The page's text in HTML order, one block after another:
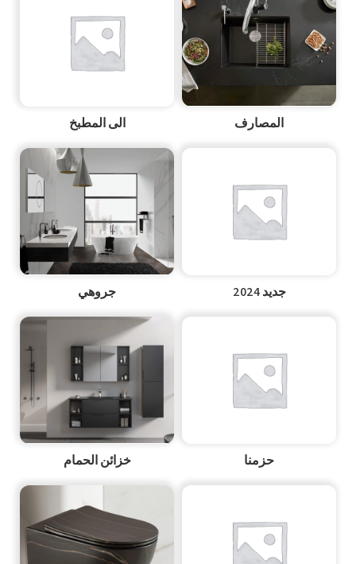
المصارف الى المطبخ
جديد 2024 جروهي
حزمنا خزائن الحمام